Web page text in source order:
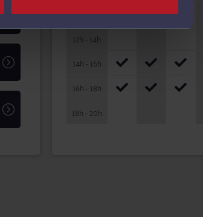
10h - 12h
12h - 14h
14h - 16h
16h - 18h
18h - 20h